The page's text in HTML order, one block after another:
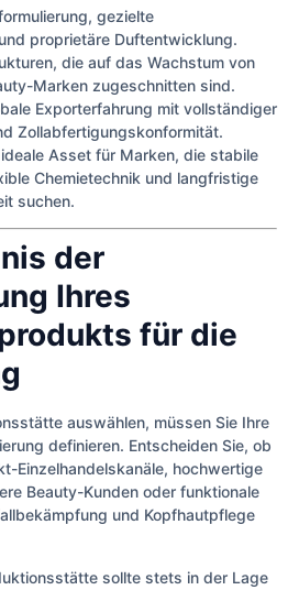
gezielte
proprietäre Duftentwicklung.
die auf das Wachstum von
Marken zugeschnitten sind.
Exporterfahrung mit vollständiger
Zollabfertigungskonformität.
Asset für Marken, die stabile
Chemietechnik und langfristige
suchen.
der
Ihres
für die
auswählen, müssen Sie Ihre
definieren. Entscheiden Sie, ob
Einzelhandelskanäle, hochwertige
Beauty-Kunden oder funktionale
und Kopfhautpflege
sollte stets in der Lage